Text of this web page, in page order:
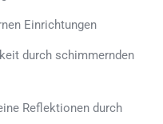
Einrichtungen
durch schimmernden
Reflektionen durch